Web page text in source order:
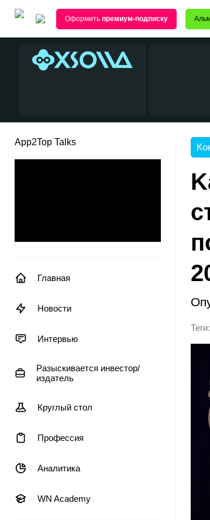
Оформить премиум-подписку
App2Top Talks
Главная
Новости
Интервью
Разыскивается инвестор/
издатель
Круглый стол
Профессия
Аналитика
WN Academy
Теги: